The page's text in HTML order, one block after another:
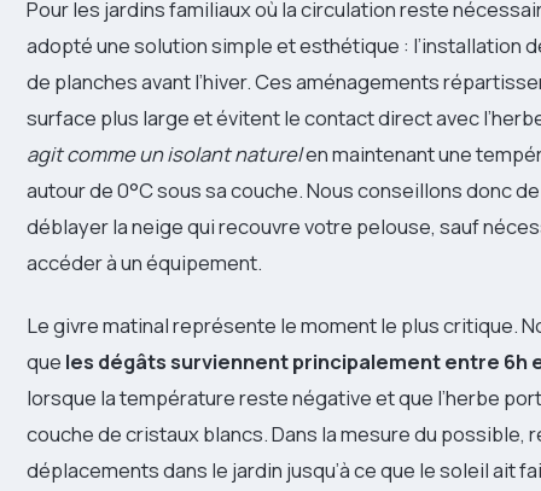
Pour les jardins familiaux où la circulation reste
adopté une solution simple et esthétique : l’installation
de planches avant l’hiver. Ces aménagements
surface plus large et évitent le contact direct avec
agit comme un isolant naturelen maintenant une
autour de 0°C sous sa couche. Nous conseillons donc
déblayer la neige qui recouvre votre pelouse, sauf
accéder à un équipement.
Le givre matinal représente le moment le plus critique.
que les dégâts surviennent principalement entre 6h
lorsque la température reste négative et que l’herbe
couche de cristaux blancs. Dans la mesure du possible,
déplacements dans le jardin jusqu’à ce que le soleil ait